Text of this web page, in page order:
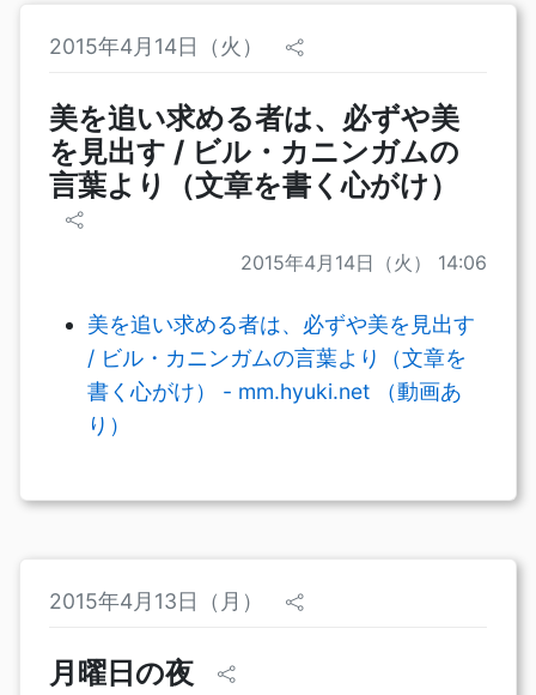
2015年4月14日（火）
美を追い求める者は、必ずや美
を見出す / ビル・カニンガムの
言葉より（文章を書く心がけ）
2015年4月14日（火） 14:06
美を追い求める者は、必ずや美を見出す
/ ビル・カニンガムの言葉より（文章を
書く心がけ） - mm.hyuki.net （動画あ
り）
2015年4月13日（月）
月曜日の夜